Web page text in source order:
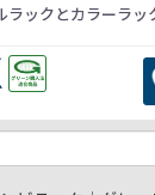
ックとカラーラッ